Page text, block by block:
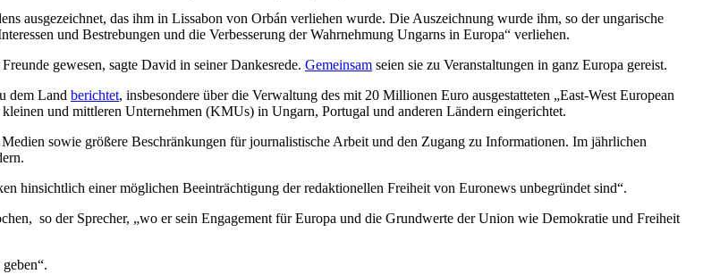
ausgezeichnet, das ihm in Lissabon von Orbán verliehen wurde. Die Auszeichnung wurde ihm, so der ungarische
und Bestrebungen und die Verbesserung der Wahrnehmung Ungarns in Europa“ verliehen.
gewesen, sagte David in seiner Dankesrede. Gemeinsam seien sie zu Veranstaltungen in ganz Europa gereist.
dem Land berichtet, insbesondere über die Verwaltung des mit 20 Millionen Euro ausgestatteten „East-West European
und mittleren Unternehmen (KMUs) in Ungarn, Portugal und anderen Ländern eingerichtet.
sowie größere Beschränkungen für journalistische Arbeit und den Zugang zu Informationen. Im jährlichen
hinsichtlich einer möglichen Beeinträchtigung der redaktionellen Freiheit von Euronews unbegründet sind“.
so der Sprecher, „wo er sein Engagement für Europa und die Grundwerte der Union wie Demokratie und Freiheit